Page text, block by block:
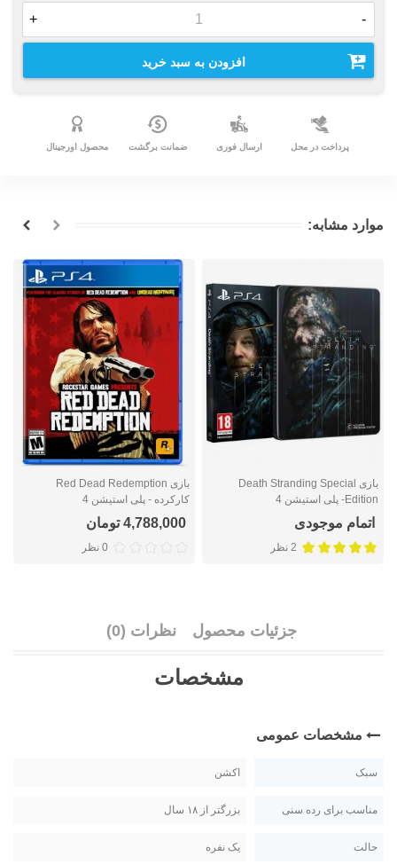
-
+
افزودن به سبد خرید
پرداخت در محل ارسال فوری ضمانت برگشت محصول اورجینال
موارد مشابه:
بازی Death Stranding Special
Edition- پلی استیشن 4
اتمام موجودی
2 نظر
بازی Red Dead Redemption
کارکرده - پلی استیشن 4
4,788,000 تومان
0 نظر
جزئیات محصول نظرات (0)
مشخصات
مشخصات عمومی
سبک اکشن
مناسب برای رده سنی بزرگتر از ۱۸ سال
حالت یک نفره